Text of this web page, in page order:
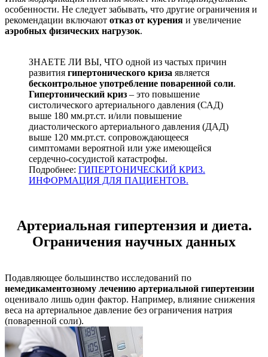
особенности. Не следует забывать, что другие ограничения и
рекомендации включают отказ от курения и увеличение
аэробных физических нагрузок.
ЗНАЕТЕ ЛИ ВЫ, ЧТО одной из частых причин
развития гипертонического криза является
бесконтрольное употребление поваренной соли.
Гипертонический криз – это повышение
систолического артериального давления (САД)
выше 180 мм.рт.ст. и/или повышение
диастолического артериального давления (ДАД)
выше 120 мм.рт.ст. сопровождающееся
симптомами вероятной или уже имеющейся
сердечно-сосудистой катастрофы.
Подробнее: ГИПЕРТОНИЧЕСКИЙ КРИЗ.
ИНФОРМАЦИЯ ДЛЯ ПАЦИЕНТОВ.
Артериальная гипертензия и диета.
Ограничения научных данных
Подавляющее большинство исследований по
немедикаментозному лечению артериальной гипертензии
оценивало лишь один фактор. Например, влияние снижения
веса на артериальное давление без ограничения натрия
(поваренной соли).